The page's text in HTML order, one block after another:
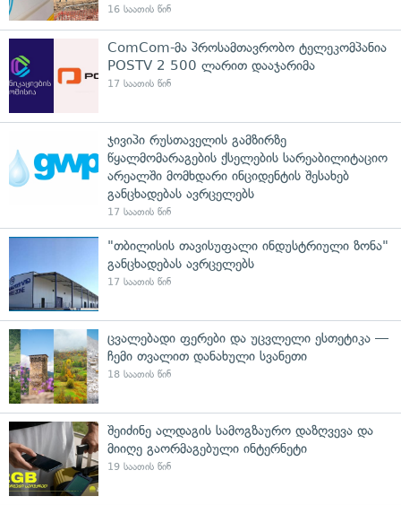
16 საათის წინ
ComCom-მა პროსამთავრობო ტელეკომპანია
POSTV 2 500 ლარით დააჯარიმა
17 საათის წინ
ჯივიპი რუსთაველის გამზირზე
წყალმომარაგების ქსელების სარეაბილიტაციო
არეალში მომხდარი ინციდენტის შესახებ
განცხადებას ავრცელებს
17 საათის წინ
"თბილისის თავისუფალი ინდუსტრიული ზონა"
განცხადებას ავრცელებს
17 საათის წინ
ცვალებადი ფერები და უცვლელი ესთეტიკა —
ჩემი თვალით დანახული სვანეთი
18 საათის წინ
შეიძინე ალდაგის სამოგზაურო დაზღვევა და
მიიღე გაორმაგებული ინტერნეტი
19 საათის წინ